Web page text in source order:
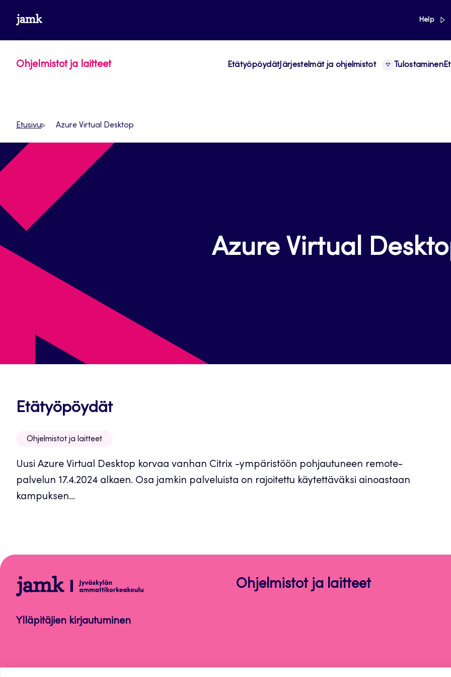
suoraan
sisältöön
www.jamk.fi Help
Ohjelmistot ja laitteet EtätyöpöydätJärjestelmät ja ohjelmistot Tulostaminen
Etusivu Azure Virtual Desktop
Azure Virtual
EtätyöpöydätAvautuu
Ohjelmistot ja laitteet
Uusi Azure Virtual Desktop korvaa vanhan Citrix -ympäristöön pohjautuneen remote-
palvelun 17.4.2024 alkaen. Osa jamkin palveluista on rajoitettu käytettäväksi ainoastaan
kampuksen...
Ohjelmistot
ja
laitteet
Ylläpitäjien kirjautuminen
Ohjelmistot ja laitteet